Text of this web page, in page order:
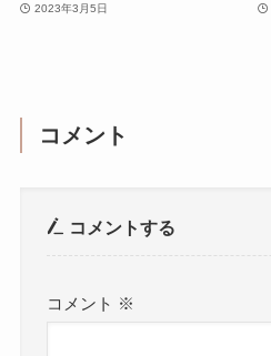
2023年3月5日
コメント
コメントする
コメント ※